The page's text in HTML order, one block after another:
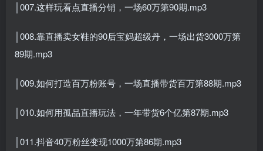
│007.这样玩看点直播分销，一场60万第90期.mp3
│008.靠直播卖女鞋的90后宝妈超级丹，一场出货3000万第
89期.mp3
│009.如何打造百万粉账号，一场直播带货百万第88期.mp3
│010.如何用孤品直播玩法，一年带货6个亿第87期.mp3
│011.抖音40万粉丝变现1000万第86期.mp3